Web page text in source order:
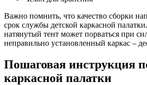
Важно помнить, что качество сборки
срок службы детской каркасной
натянутый тент может порваться при
неправильно установленный каркас –
Пошаговая инструкция
каркасной палатки